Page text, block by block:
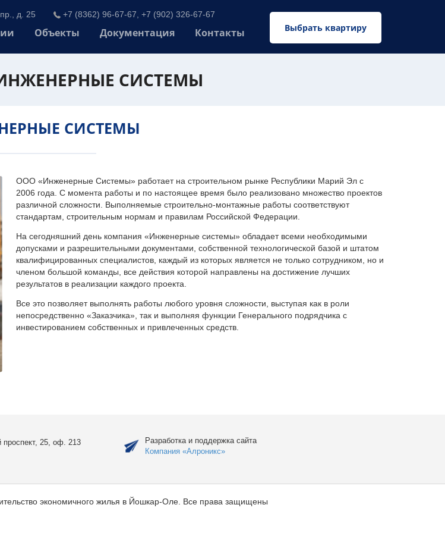
Выбрать квартиру
д. 25 +7 (8362) 96-67-67, +7 (902) 326-67-67
Объекты Документация Контакты
СИСТЕМЫ
СИСТЕМЫ
ООО «Инженерные Системы» работает на строительном рынке Республики Марий Эл с
2006 года. С момента работы и по настоящее время было реализовано множество проектов
различной сложности. Выполняемые строительно-монтажные работы соответствуют
стандартам, строительным нормам и правилам Российской Федерации.
На сегодняшний день компания «Инженерные системы» обладает всеми необходимыми
допусками и разрешительными документами, собственной технологической базой и штатом
квалифицированных специалистов, каждый из которых является не только сотрудником, но и
членом большой команды, все действия которой направлены на достижение лучших
результатов в реализации каждого проекта.
Все это позволяет выполнять работы любого уровня сложности, выступая как в роли
непосредственно «Заказчика», так и выполняя функции Генерального подрядчика с
инвестированием собственных и привлеченных средств.
25, оф. 213
Разработка и поддержка сайта
Компания «Алроникс»
экономичного жилья в Йошкар-Оле. Все права защищены